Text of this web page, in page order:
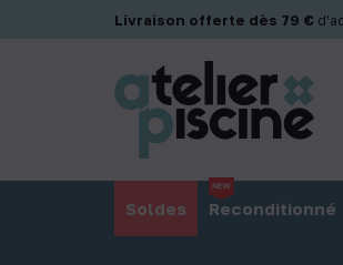
Livraison offerte dès 79 €
Soldes Reconditionné